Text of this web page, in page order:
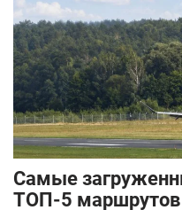
Самые
ТОП-5 маршрутов